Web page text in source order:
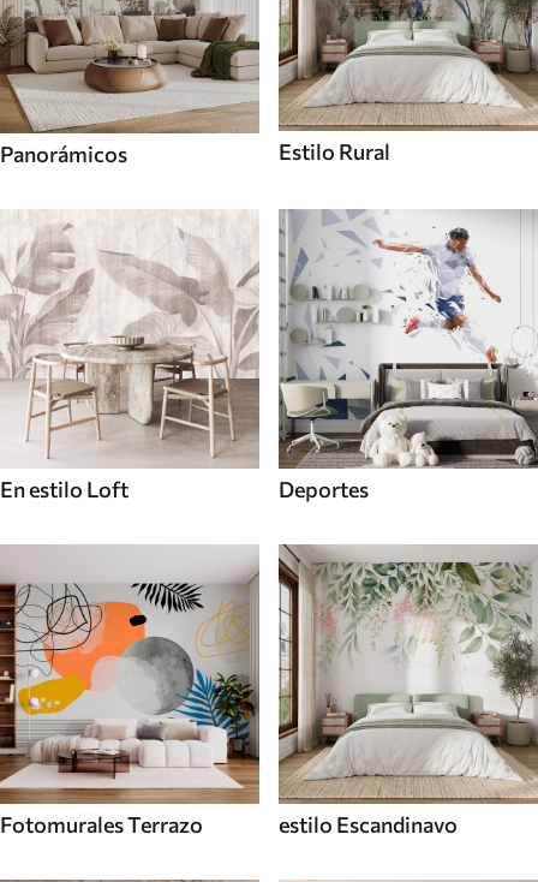
Panorámicos Estilo Rural
En estilo Loft Deportes
Fotomurales Terrazo estilo Escandinavo